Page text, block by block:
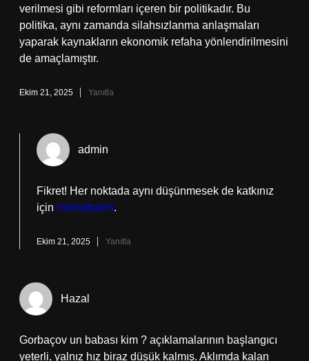
verilmesi gibi reformları içeren bir politikadır. Bu
politika, aynı zamanda silahsızlanma anlaşmaları
yaparak kaynakların ekonomik refaha yönlendirilmesini
de amaçlamıştır.
Ekim 21, 2025 Yanıtla
admin
Fikret! Her noktada aynı düşünmesek de katkınız
için minnettarım.
Ekim 21, 2025 Yanıtla
Hazal
Gorbaçov un babası kim ? açıklamalarının başlangıcı
yeterli, yalnız hız biraz düşük kalmış. Aklımda kalan